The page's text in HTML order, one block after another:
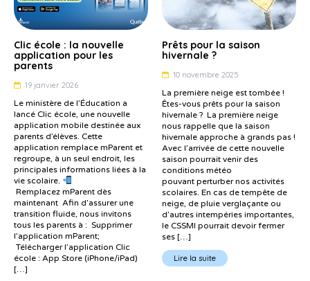
Clic école : la nouvelle
application pour les
parents
19 janvier 2026
Le ministère de l’Éducation a
lancé Clic école, une nouvelle
application mobile destinée aux
parents d’élèves. Cette
application remplace mParent et
regroupe, à un seul endroit, les
principales informations liées à la
vie scolaire.
Remplacez mParent dès
maintenant Afin d’assurer une
transition fluide, nous invitons
tous les parents à : Supprimer
l’application mParent;
Télécharger l’application Clic
école : App Store (iPhone/iPad)
[…]
Prêts pour la saison
hivernale ?
10 novembre 2025
La première neige est tombée !
Êtes-vous prêts pour la saison
hivernale ? La première neige
nous rappelle que la saison
hivernale approche à grands pas !
Avec l’arrivée de cette nouvelle
saison pourrait venir des
conditions météo
pouvant perturber nos activités
scolaires. En cas de tempête de
neige, de pluie verglaçante ou
d’autres intempéries importantes,
le CSSMI pourrait devoir fermer
ses […]
Lire la suite